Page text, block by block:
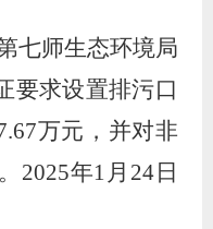
七师生态环境局
要求设置排污口
万元，并对非
2025年1 月 24 日